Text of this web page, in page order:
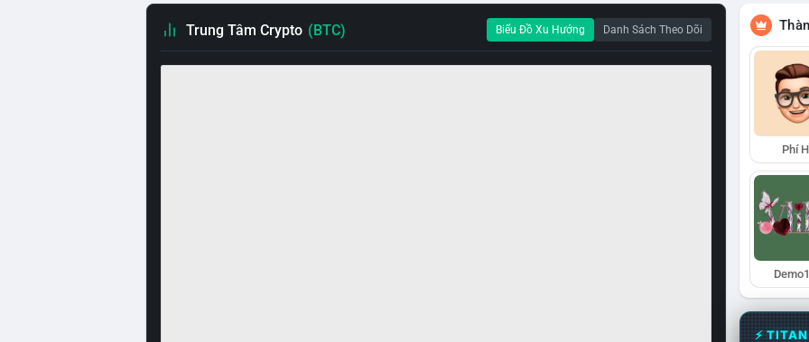
Trung Tâm Crypto (BTC) Biểu Đồ Xu Hướng Danh Sách Theo Dõi
Phí
⚡